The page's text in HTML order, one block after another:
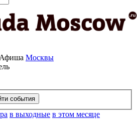
Афиша Москвы
в выходные в этом месяце